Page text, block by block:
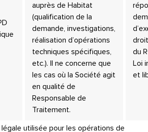
auprès de Habitat
(qualification de la
demande, investigations,
réalisation d’opérations
techniques spécifiques,
etc.). Il ne concerne que
les cas où la Société agit
en qualité de
Responsable de
Traitement.
du
Loi
et
utilisée pour les opérations de